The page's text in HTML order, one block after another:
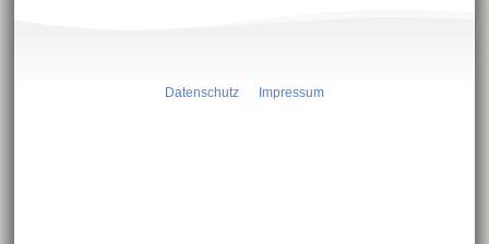
Datenschutz Impressum